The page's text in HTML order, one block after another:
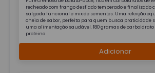
recheado com frango desfiado temperado e finalizado
salgada funcional e mix de sementes. Uma refeição
cheia de sabor, perfeita para quem busca praticidade
uma alimentação saudável. 180 gramas de carboidrato
proteina
Adicionar